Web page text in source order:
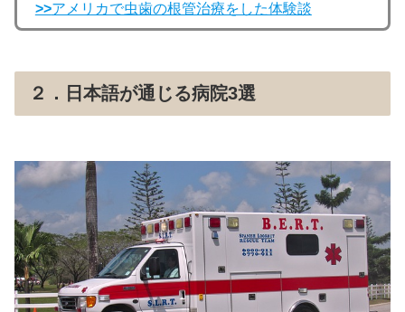
>>アメリカで虫歯の根管治療をした体験談
２．日本語が通じる病院3選